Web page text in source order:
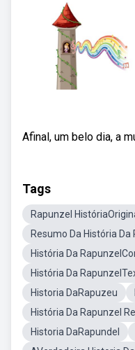
Afinal, um belo dia, a
Tags
Rapunzel
Resumo Da História Da
História Da
História Da
Historia DaRapuzeu
História Da Rapunzel
Historia DaRapundel